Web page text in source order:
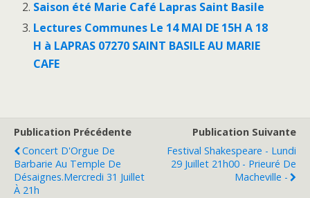
Saison été Marie Café Lapras Saint Basile
Lectures Communes Le 14 MAI DE 15H A 18
H à LAPRAS 07270 SAINT BASILE AU MARIE
CAFE
Publication Précédente
Concert D'Orgue De
Barbarie Au Temple De
Désaignes.Mercredi 31 Juillet
À 21h
Publication Suivante
Festival Shakespeare - Lundi
29 Juillet 21h00 - Prieuré De
Macheville -